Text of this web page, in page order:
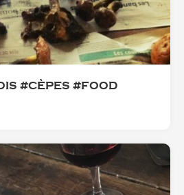
#CÈPES #FOOD